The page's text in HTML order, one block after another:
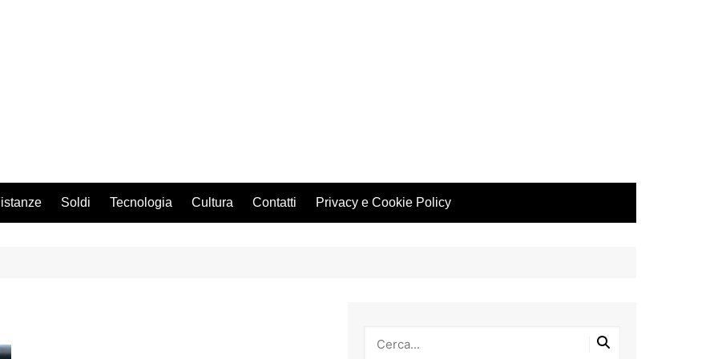
Soldi Tecnologia Cultura Contatti Privacy e Cookie Policy